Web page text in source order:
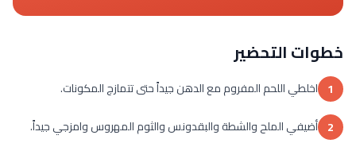
خطوات التحضير
1 اخلطي اللحم المفروم مع الدهن جيداً حتى تتمازج المكونات.
2 أضيفي الملح والشطة والبقدونس والثوم المهروس وامزجي جيداً.